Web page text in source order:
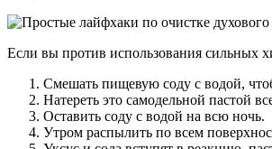
Если вы против использования сильных
Смешать пищевую соду с водой,
Натереть это самодельной пастой
Оставить соду с водой на всю ночь.
Утром распылить по всем